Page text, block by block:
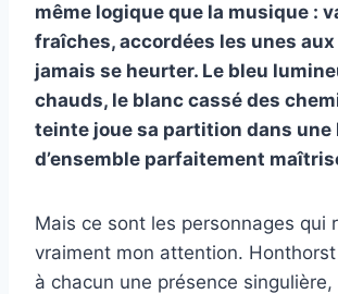
même logique que la musique :
fraîches, accordées les unes
jamais se heurter. Le bleu
chauds, le blanc cassé des
teinte joue sa partition dans une
d’ensemble parfaitement
Mais ce sont les personnages qui
vraiment mon attention.
à chacun une présence